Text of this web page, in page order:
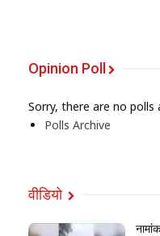
Opinion Poll
Sorry, there are no
Polls Archive
वीडियो